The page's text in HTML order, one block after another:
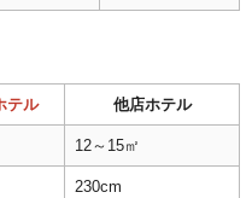
テル 他店ホテル
12～15㎡
230cm